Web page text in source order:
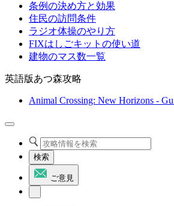
条例の決め方と効果
住民の訪問条件
ラジオ体操のやり方
FIXはしごキットの使い道
建物のマス数一覧
英語版あつ森攻略
Animal Crossing: New Horizons -
検索
ご意見